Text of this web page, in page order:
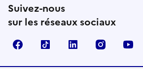
Suivez-nous
sur les réseaux sociaux
FacebookTikTok LinkedIn Instagram